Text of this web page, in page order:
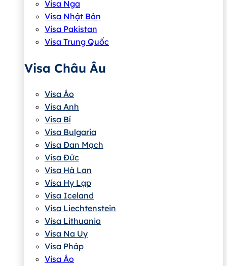
Visa Nga
Visa Nhật Bản
Visa Pakistan
Visa Trung Quốc
Visa Châu Âu
Visa Áo
Visa Anh
Visa Bỉ
Visa Bulgaria
Visa Đan Mạch
Visa Đức
Visa Hà Lan
Visa Hy Lạp
Visa Iceland
Visa Liechtenstein
Visa Lithuania
Visa Na Uy
Visa Pháp
Visa Áo